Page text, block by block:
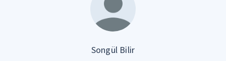
Songül Bilir